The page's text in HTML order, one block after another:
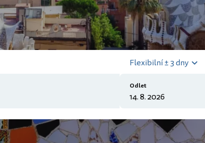
Flexibilní ± 3 dny
Odlet